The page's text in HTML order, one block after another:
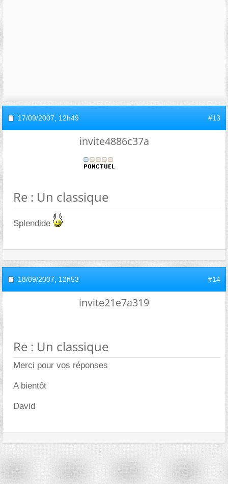
17/09/2007, 12h49 #13
invite4886c37a
Re : Un classique
Splendide
18/09/2007, 12h53 #14
invite21e7a319
Re : Un classique
Merci pour vos réponses
A bientôt
David